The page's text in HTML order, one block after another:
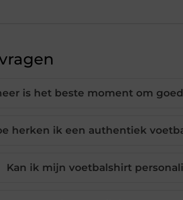
is het beste moment om
herken ik een authentiek
Kan ik mijn voetbalshirt